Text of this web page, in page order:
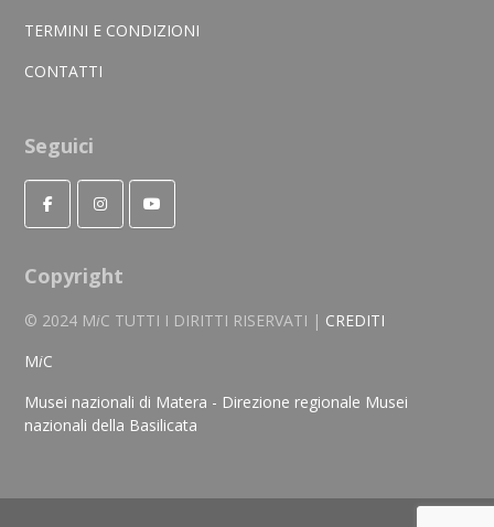
TERMINI E CONDIZIONI
CONTATTI
Seguici
Copyright
© 2024 MiC TUTTI I DIRITTI RISERVATI | CREDITI
MiC
Musei nazionali di Matera - Direzione regionale Musei
nazionali della Basilicata